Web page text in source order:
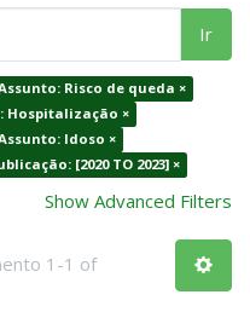
Ir
Risco de queda ×
Hospitalização ×
Idoso ×
[2020 TO 2023] ×
Show Advanced Filters
1-1 of